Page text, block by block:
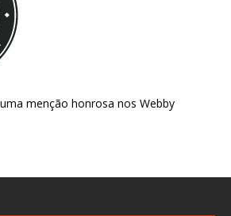
menção honrosa nos Webby